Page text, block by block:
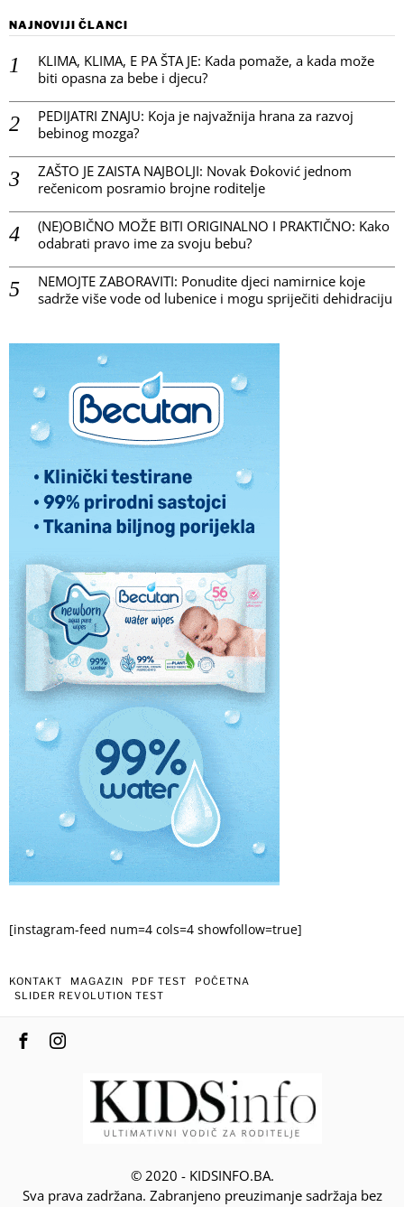
NAJNOVIJI ČLANCI
KLIMA, KLIMA, E PA ŠTA JE: Kada pomaže, a kada može
biti opasna za bebe i djecu?
PEDIJATRI ZNAJU: Koja je najvažnija hrana za razvoj
bebinog mozga?
ZAŠTO JE ZAISTA NAJBOLJI: Novak Đoković jednom
rečenicom posramio brojne roditelje
(NE)OBIČNO MOŽE BITI ORIGINALNO I PRAKTIČNO: Kako
odabrati pravo ime za svoju bebu?
NEMOJTE ZABORAVITI: Ponudite djeci namirnice koje
sadrže više vode od lubenice i mogu spriječiti dehidraciju
[instagram-feed num=4 cols=4 showfollow=true]
KONTAKT MAGAZIN PDF TEST
POČETNA
SLIDER REVOLUTION TEST
© 2020 - KIDSINFO.BA.
Sva prava zadržana. Zabranjeno preuzimanje sadržaja bez